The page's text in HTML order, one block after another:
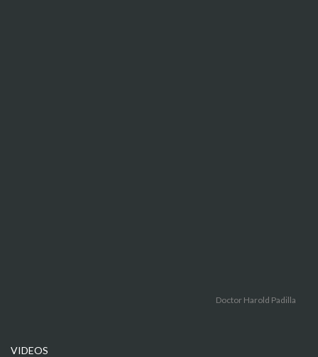
Doctor Harold Padilla
VIDEOS